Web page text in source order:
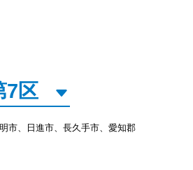
市、日進市、長久手市、愛知郡